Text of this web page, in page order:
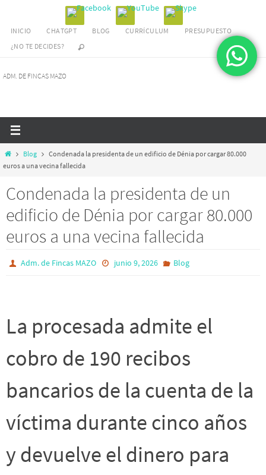
INICIO CHATGPT BLOG CURRÍCULUM
PRESUPUESTO
¿NO TE DECIDES?
ADM. DE FINCAS MAZO
InicioBlog
Condenada la presidenta de un edificio de Dénia por cargar 80.000
euros a una vecina fallecida
Condenada la presidenta de un
edificio de Dénia por cargar 80.000
euros a una vecina fallecida
Adm. de Fincas MAZO junio 9, 2026 Blog
La procesada admite el
cobro de 190 recibos
bancarios de la cuenta de la
víctima durante cinco años
y devuelve el dinero para